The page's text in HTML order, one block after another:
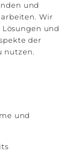
und
Wir
und
der
nutzen.
und